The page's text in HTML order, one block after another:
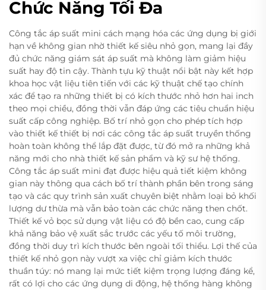
Chức Năng Tối Đa
Công tắc áp suất mini cách mạng hóa các ứng dụng bị giới
hạn về không gian nhờ thiết kế siêu nhỏ gọn, mang lại đầy
đủ chức năng giám sát áp suất mà không làm giảm hiệu
suất hay độ tin cậy. Thành tựu kỹ thuật nổi bật này kết hợp
khoa học vật liệu tiên tiến với các kỹ thuật chế tạo chính
xác để tạo ra những thiết bị có kích thước nhỏ hơn hai inch
theo mọi chiều, đồng thời vẫn đáp ứng các tiêu chuẩn hiệu
suất cấp công nghiệp. Bố trí nhỏ gọn cho phép tích hợp
vào thiết kế thiết bị nơi các công tắc áp suất truyền thống
hoàn toàn không thể lắp đặt được, từ đó mở ra những khả
năng mới cho nhà thiết kế sản phẩm và kỹ sư hệ thống.
Công tắc áp suất mini đạt được hiệu quả tiết kiệm không
gian này thông qua cách bố trí thành phần bên trong sáng
tạo và các quy trình sản xuất chuyên biệt nhằm loại bỏ khối
lượng dư thừa mà vẫn bảo toàn các chức năng then chốt.
Thiết kế vỏ bọc sử dụng vật liệu có độ bền cao, cung cấp
khả năng bảo vệ xuất sắc trước các yếu tố môi trường,
đồng thời duy trì kích thước bên ngoài tối thiểu. Lợi thế của
thiết kế nhỏ gọn này vượt xa việc chỉ giảm kích thước
thuần túy: nó mang lại mức tiết kiệm trọng lượng đáng kể,
rất có lợi cho các ứng dụng di động, hệ thống hàng không